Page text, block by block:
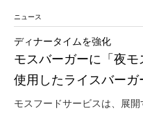
ニュース
モスバーガーに「夜
使用したライスバーガ
ディナータイムを強化
モスフードサービスは、展